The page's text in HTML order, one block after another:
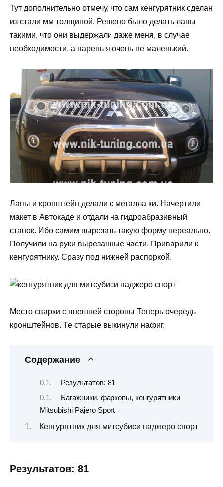
Тут дополнительно отмечу, что сам кенгурятник сделан
из стали мм толщиной. Решено было делать лапы
такими, что они выдержали даже меня, в случае
необходимости, а парень я очень не маленький.
Лапы и кронштейн делали с металла ки. Начертили
макет в Автокаде и отдали на гидроабразивный
станок. Ибо самим вырезать такую форму нереально.
Получили на руки вырезанные части. Приварили к
кенгурятнику. Сразу под нижней распоркой.
Место сварки с внешней стороны Теперь очередь
кронштейнов. Те старые выкинули нафиг.
Содержание
Результатов: 81
Багажники, фаркопы, кенгурятники
Mitsubishi Pajero Sport
Кенгурятник для митсубиси паджеро спорт
Результатов: 81